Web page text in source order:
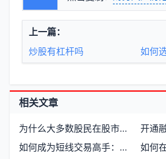
上一篇：
炒股有杠杆吗
相关文章
为什么大多数股民在股市中长期亏损
如何成为短线交易高手：七大绝招助你成功